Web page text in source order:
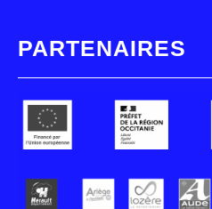
PARTENAIRES